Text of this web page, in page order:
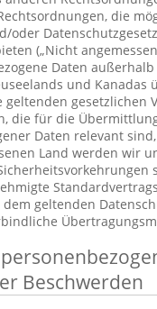
die
oder
(„Nicht
Daten außerhalb
und Kanadas
geltenden gesetzlichen
die für die
Daten relevant
Land werden wir
geltenden
Beschwerden